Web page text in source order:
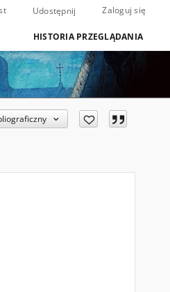
Udostępnij Zaloguj się
HISTORIA PRZEGLĄDANIA